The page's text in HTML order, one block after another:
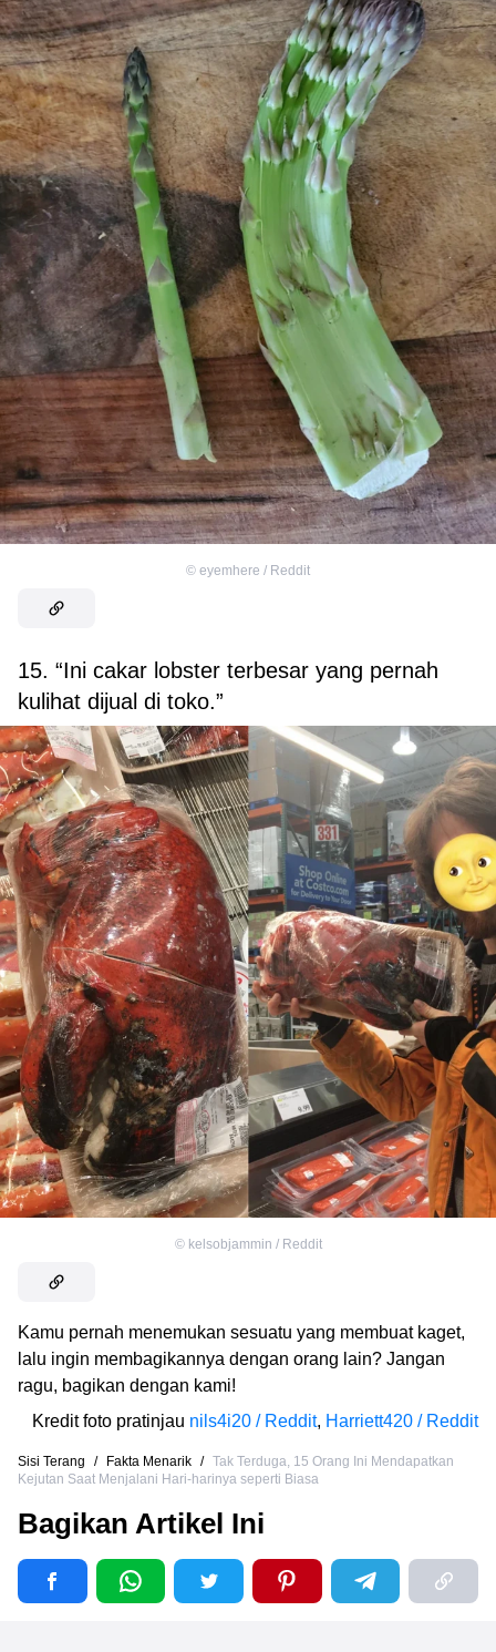
© eyemhere / Reddit
15. “Ini cakar lobster terbesar yang pernah
kulihat dijual di toko.”
© kelsobjammin / Reddit
Kamu pernah menemukan sesuatu yang membuat kaget,
lalu ingin membagikannya dengan orang lain? Jangan
ragu, bagikan dengan kami!
Kredit foto pratinjau nils4i20 / Reddit, Harriett420 / Reddit
Sisi Terang / Fakta Menarik / Tak Terduga, 15 Orang Ini Mendapatkan
Kejutan Saat Menjalani Hari-harinya seperti Biasa
Bagikan Artikel Ini